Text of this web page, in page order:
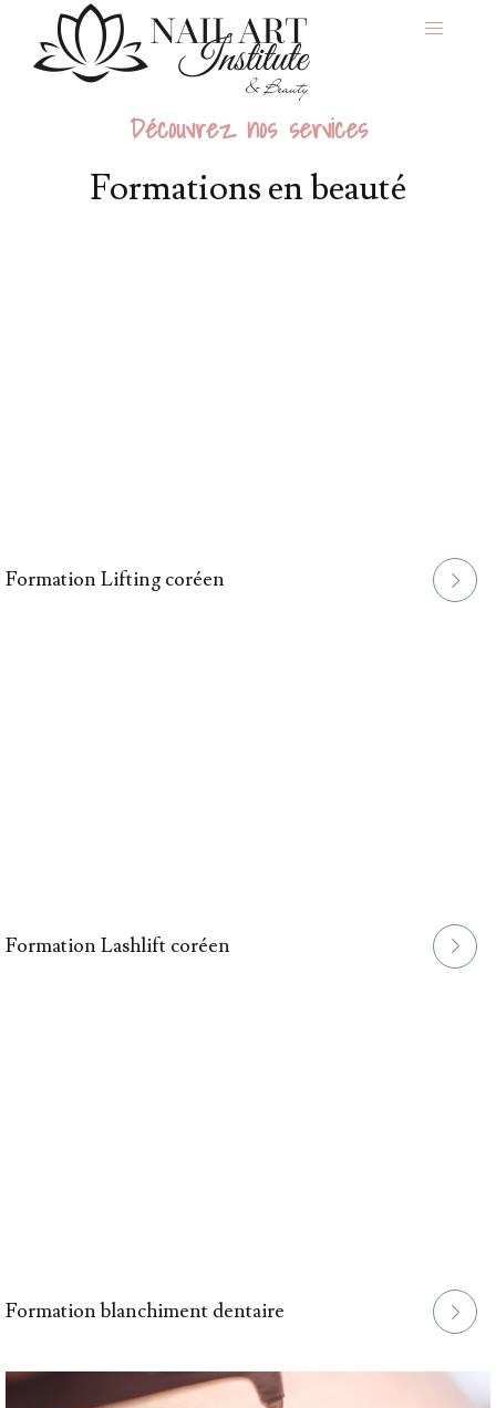
Découvrez nos services
Formations en beauté
Formation Lifting coréen
Formation Lashlift coréen
Formation blanchiment dentaire